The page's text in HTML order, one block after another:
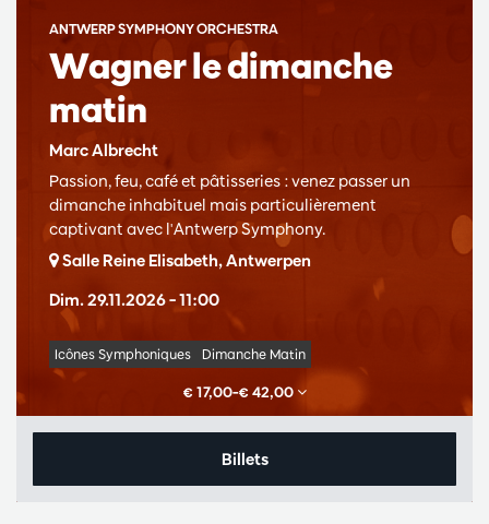
Wagner le dimanche
matin
Marc Albrecht
ANTWERP SYMPHONY ORCHESTRA
Dim. 29.11.2026– 11:00
Passion, feu, café et pâtisseries : venez passer un
dimanche inhabituel mais particulièrement
captivant avec l'Antwerp Symphony.
Salle Reine Elisabeth, Antwerpen
Icônes Symphoniques Dimanche Matin
€ 17,00–€ 42,00
Billets